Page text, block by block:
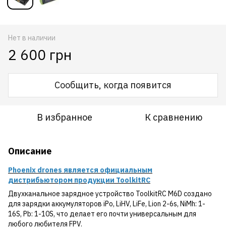
Нет в наличии
2 600 грн
Сообщить, когда появится
В избранное К сравнению
Описание
Phoenix drones является официальным
дистрибьютором продукции ToolkitRC
Двухканальное зарядное устройство ToolkitRC M6D создано
для зарядки аккумуляторов iPo, LiHV, LiFe, Lion 2-6s, NiMh: 1-
16S, Pb: 1-10S, что делает его почти универсальным для
любого любителя FPV.